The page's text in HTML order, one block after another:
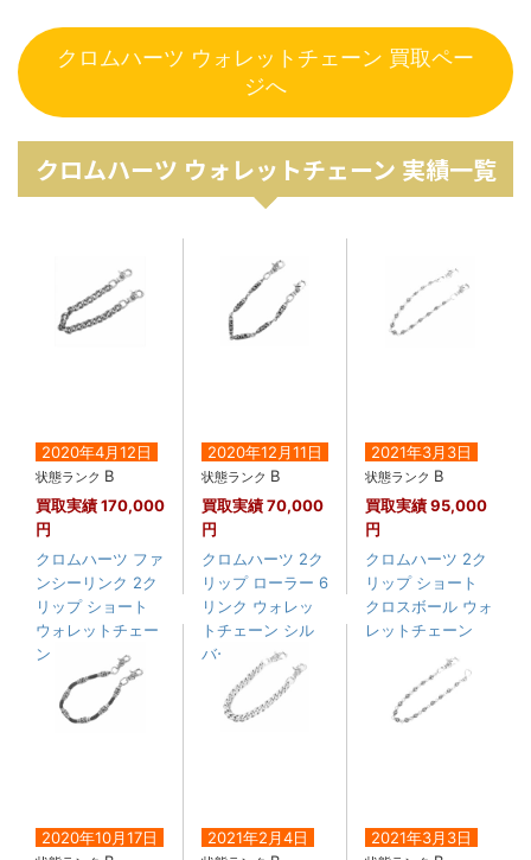
クロムハーツ ウォレットチェーン 買取ペー
ジへ
クロムハーツ ウォレットチェーン 実績一覧
2020年4月12日
状態ランク B
買取実績170,000
円
クロムハーツ ファ
ンシーリンク 2ク
リップ ショート
ウォレットチェー
ン ....
2020年12月11日
状態ランク B
買取実績70,000
円
クロムハーツ 2ク
リップ ローラー 6
リンク ウォレッ
トチェーン シル
バー
2021年3月3日
状態ランク B
買取実績95,000
円
クロムハーツ 2ク
リップ ショート
クロスボール ウォ
レットチェーン
2020年10月17日 2021年2月4日 2021年3月3日